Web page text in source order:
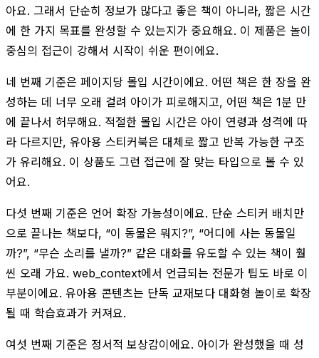
아요. 그래서 단순히 정보가 많다고 좋은 책이 아니라, 짧은 시간
에 한 가지 목표를 완성할 수 있는지가 중요해요. 이 제품은 놀이
중심의 접근이 강해서 시작이 쉬운 편이에요.
네 번째 기준은 페이지당 몰입 시간이에요. 어떤 책은 한 장을 완
성하는 데 너무 오래 걸려 아이가 피로해지고, 어떤 책은 1분 만
에 끝나서 허무해요. 적절한 몰입 시간은 아이 연령과 성격에 따
라 다르지만, 유아용 스티커북은 대체로 짧고 반복 가능한 구조
가 유리해요. 이 상품도 그런 접근에 잘 맞는 타입으로 볼 수 있
어요.
다섯 번째 기준은 언어 확장 가능성이에요. 단순 스티커 배치만
으로 끝나는 책보다, “이 동물은 뭐지?”, “어디에 사는 동물일
까?”, “무슨 소리를 낼까?” 같은 대화를 유도할 수 있는 책이 훨
씬 오래 가요. web_context에서 언급되는 전문가 팁도 바로 이
부분이에요. 유아용 콘텐츠는 단독 교재보다 대화형 놀이로 확장
될 때 학습효과가 커져요.
여섯 번째 기준은 정서적 보상감이에요. 아이가 완성했을 때 성